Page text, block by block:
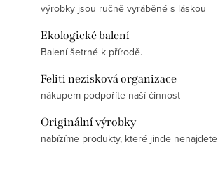
výrobky jsou ručně vyráběné s láskou
Ekologické balení
Balení šetrné k přírodě.
Feliti nezisková organizace
nákupem podpoříte naší činnost
Originální výrobky
nabízíme produkty, které jinde nenajdete